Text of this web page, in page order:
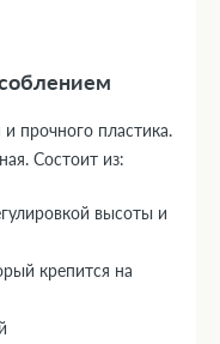
прочного пластика.
Состоит из:
высоты и
крепится на